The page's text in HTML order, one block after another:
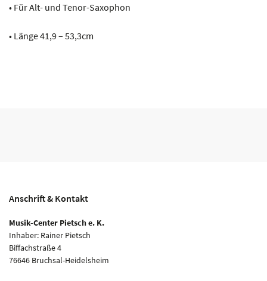
• Für Alt- und Tenor-Saxophon
• Länge 41,9 – 53,3cm
Anschrift & Kontakt
Musik-Center Pietsch e. K.
Inhaber: Rainer Pietsch
Biffachstraße 4
76646 Bruchsal-Heidelsheim